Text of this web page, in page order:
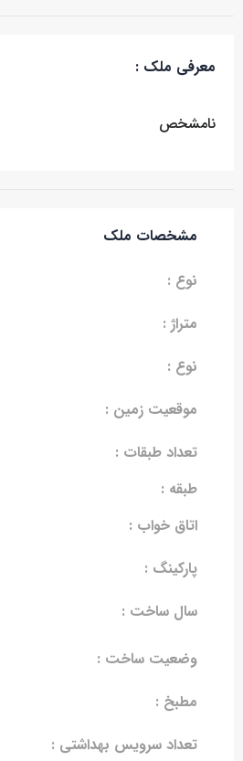
معرفی ملک :
نامشخص
مشخصات ملک
نوع :
متراژ :
نوع :
موقعیت زمین :
تعداد طبقات :
طبقه :
اتاق خواب :
پارکینگ :
سال ساخت :
وضعیت ساخت :
مطبخ :
تعداد سرویس بهداشتی :